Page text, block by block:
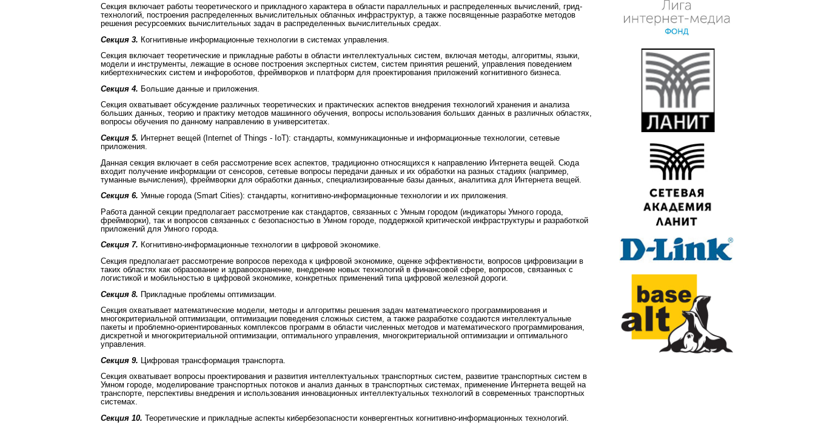
Секция включает работы теоретического и прикладного характера в области параллельных и распределенных вычислений, грид-
технологий, построения распределенных вычислительных облачных инфраструктур, а также посвященные разработке методов
решения ресурсоемких вычислительных задач в распределенных вычислительных средах.
Секция 3. Когнитивные информационные технологии в системах управления.
Секция включает теоретические и прикладные работы в области интеллектуальных систем, включая методы, алгоритмы, языки,
модели и инструменты, лежащие в основе построения экспертных систем, систем принятия решений, управления поведением
кибертехнических систем и инфороботов, фреймворков и платформ для проектирования приложений когнитивного бизнеса.
Секция 4. Большие данные и приложения.
Секция охватывает обсуждение различных теоретических и практических аспектов внедрения технологий хранения и анализа
больших данных, теорию и практику методов машинного обучения, вопросы использования больших данных в различных областях,
вопросы обучения по данному направлению в университетах.
Секция 5. Интернет вещей (Internet of Things - IoT): стандарты, коммуникационные и информационные технологии, сетевые
приложения.
Данная секция включает в себя рассмотрение всех аспектов, традиционно относящихся к направлению Интернета вещей. Сюда
входит получение информации от сенсоров, сетевые вопросы передачи данных и их обработки на разных стадиях (например,
туманные вычисления), фреймворки для обработки данных, специализированные базы данных, аналитика для Интернета вещей.
Секция 6. Умные города (Smart Cities): стандарты, когнитивно-информационные технологии и их приложения.
Работа данной секции предполагает рассмотрение как стандартов, связанных с Умным городом (индикаторы Умного города,
фреймворки), так и вопросов связанных с безопасностью в Умном городе, поддержкой критической инфраструктуры и разработкой
приложений для Умного города.
Секция 7. Когнитивно-информационные технологии в цифровой экономике.
Секция предполагает рассмотрение вопросов перехода к цифровой экономике, оценке эффективности, вопросов цифровизации в
таких областях как образование и здравоохранение, внедрение новых технологий в финансовой сфере, вопросов, связанных с
логистикой и мобильностью в цифровой экономике, конкретных применений типа цифровой железной дороги.
Секция 8. Прикладные проблемы оптимизации.
Секция охватывает математические модели, методы и алгоритмы решения задач математического программирования и
многокритериальной оптимизации, оптимизации поведения сложных систем, а также разработке создаются интеллектуальные
пакеты и проблемно-ориентированных комплексов программ в области численных методов и математического программирования,
дискретной и многокритериальной оптимизации, оптимального управления, многокритериальной оптимизации и оптимального
управления.
Секция 9.
Цифровая трансформация транспорта.
Секция охватывает вопросы проектирования и развития интеллектуальных транспортных систем, развитие транспортных систем в
Умном городе, моделирование транспортных потоков и анализ данных в транспортных системах, применение Интернета вещей на
транспорте, перспективы внедрения и использования инновационных интеллектуальных технологий в современных транспортных
системах.
Секция 10.
Теоретические и прикладные аспекты кибербезопасности конвергентных когнитивно-информационных технологий.